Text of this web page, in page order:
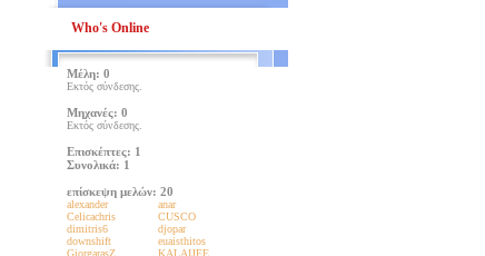
Who's Online
Μέλη: 0
Εκτός σύνδεσης.
Μηχανές: 0
Εκτός σύνδεσης.
Επισκέπτες: 1
Συνολικά: 1
επίσκεψη μελών: 20
alexander
anar
Celicachris
CUSCO
dimitris6
djopar
downshift
euaisthitos
GiorgarasZ
KALAIJEE